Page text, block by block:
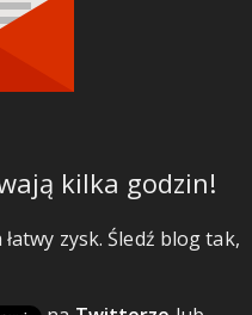
kilka godzin!
zysk. Śledź blog tak,